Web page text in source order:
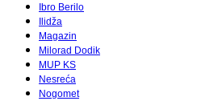
Ibro Berilo
Ilidža
Magazin
Milorad Dodik
MUP KS
Nesreća
Nogomet